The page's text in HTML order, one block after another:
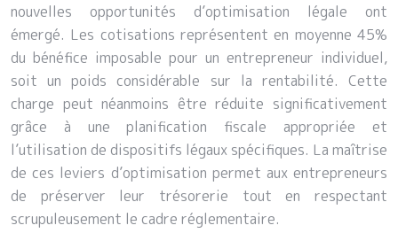
nouvelles opportunités d’optimisation légale ont
émergé. Les cotisations représentent en moyenne 45%
du bénéfice imposable pour un entrepreneur individuel,
soit un poids considérable sur la rentabilité. Cette
charge peut néanmoins être réduite significativement
grâce à une planification fiscale appropriée et
l’utilisation de dispositifs légaux spécifiques. La maîtrise
de ces leviers d’optimisation permet aux entrepreneurs
de préserver leur trésorerie tout en respectant
scrupuleusement le cadre réglementaire.